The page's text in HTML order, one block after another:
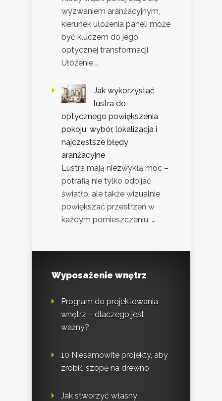
wyzwaniem aranżacyjnym,
kierunek ułożenia paneli może
być kluczem do jego
optycznej transformacji.
Ułożenie …
Jak wykorzystać
lustra do
optycznego powiększenia
pokoju: wybór, lokalizacja i
najczęstsze błędy
aranżacyjne
Lustra mają niezwykłą moc –
potrafią nie tylko odbijać
światło, ale także wizualnie
powiększać przestrzeń w
każdym pomieszczeniu. …
Wyposażenie wnętrz
Program do projektowania
wnętrz – dlaczego jest
ważny?
10 Niesamowite projekty, aby
zrobić szopę na drewno
Jak stworzyć własny